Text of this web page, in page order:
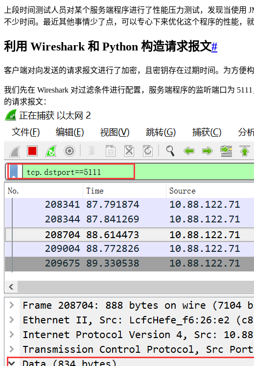
上段时间测试人员对某个服务端程序进行了性能压力测试，发现当使用
不少时间。最近其他事情少了点，可以专心下来优化这个程序的性能，就
利用 Wireshark 和 Python 构造请求报文#
客户端对向发送的请求报文进行了加密，且密钥存在过期时间。为方便
我们先在 Wireshark 对过滤条件进行配置，服务端程序的监听端口为
的请求报文：